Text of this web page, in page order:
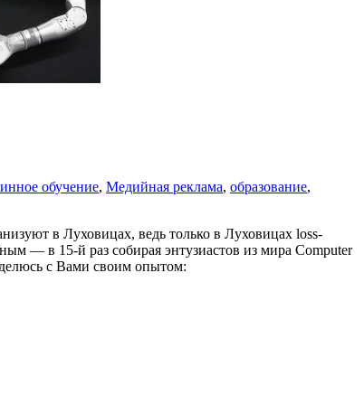
обучение, Медийная реклама, образование,
в Луховицах, ведь только в Луховицах loss-
— в 15-й раз собирая энтузиастов из мира Computer
с Вами своим опытом: